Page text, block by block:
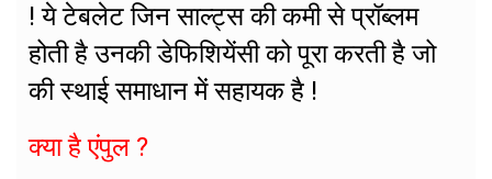
! ये टेबलेट जिन साल्ट्स की कमी से प्रॉब्लम
होती है उनकी डेफिशियेंसी को पूरा करती है जो
की स्थाई समाधान में सहायक है !
क्या है एंपुल ?